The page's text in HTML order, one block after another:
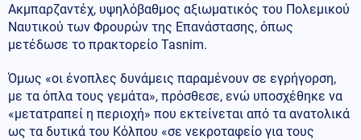
Ακμπαρζαντέχ, υψηλόβαθμος αξιωματικός του Πολεμικού
Ναυτικού των Φρουρών της Επανάστασης, όπως
μετέδωσε το πρακτορείο Tasnim.
Όμως «οι ένοπλες δυνάμεις παραμένουν σε εγρήγορση,
με τα όπλα τους γεμάτα», πρόσθεσε, ενώ υποσχέθηκε να
«μετατραπεί η περιοχή» που εκτείνεται από τα ανατολικά
ως τα δυτικά του Κόλπου «σε νεκροταφείο για τους